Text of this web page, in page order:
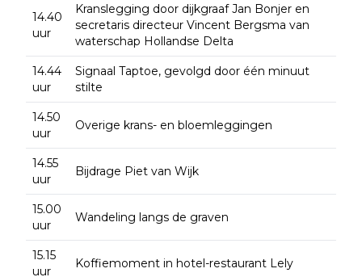
14.40
uur
Kranslegging door dijkgraaf Jan Bonjer en
secretaris directeur Vincent Bergsma van
waterschap Hollandse Delta
14.44
uur
Signaal Taptoe, gevolgd door één minuut
stilte
14.50
uur
Overige krans- en bloemleggingen
14.55
uur
Bijdrage Piet van Wijk
15.00
uur
Wandeling langs de graven
15.15
uur
Koffiemoment in hotel-restaurant Lely